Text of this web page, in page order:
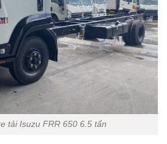
tải Isuzu FRR 650 6.5 tấn